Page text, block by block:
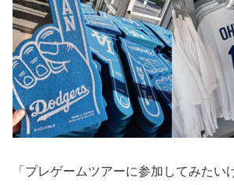
「プレゲームツアーに参加してみたい